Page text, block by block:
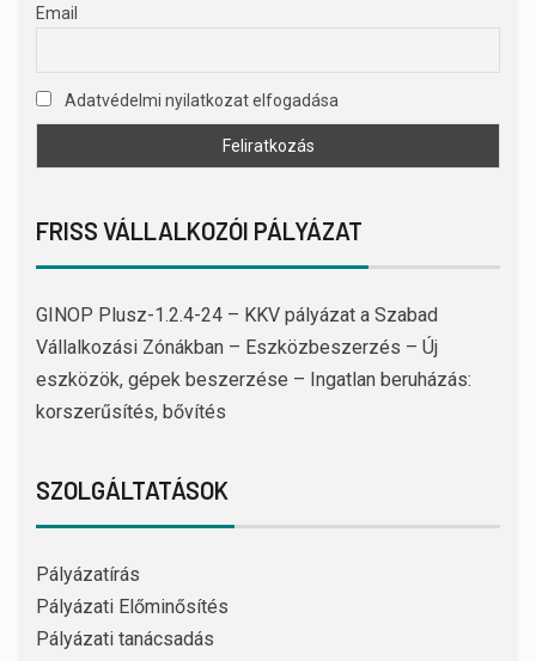
Email
Adatvédelmi nyilatkozat elfogadása
FRISS VÁLLALKOZÓI PÁLYÁZAT
GINOP Plusz-1.2.4-24 – KKV pályázat a Szabad
Vállalkozási Zónákban – Eszközbeszerzés – Új
eszközök, gépek beszerzése – Ingatlan beruházás:
korszerűsítés, bővítés
SZOLGÁLTATÁSOK
Pályázatírás
Pályázati Előminősítés
Pályázati tanácsadás